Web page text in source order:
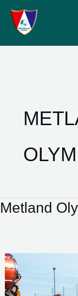
Content
Metland
Metland